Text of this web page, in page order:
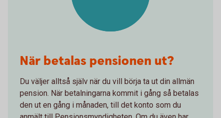
När betalas pensionen ut?
Du väljer alltså själv när du vill börja ta ut din allmän
pension. När betalningarna kommit i gång så betalas
den ut en gång i månaden, till det konto som du